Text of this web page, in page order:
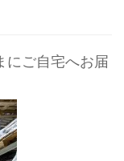
にご自宅へお届